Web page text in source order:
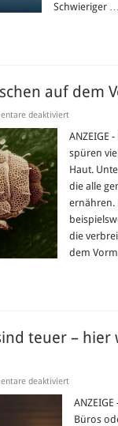
Schwieriger …
auf dem
deaktiviertfür
des
auf
dem
Vormarsch?
ANZEIGE
spüren
Haut.
die alle
ernähren.
die
dem
teuer – hier
deaktiviertfür
sind
Büros